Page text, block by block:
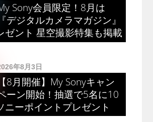
Sony会員限定！8月は
『デジタルカメラマガジン』
ゼント 星空撮影特集も掲載
年8月3日
【8月開催】My Sonyキャン
ーン開始！抽選で5名に10
ニーポイントプレゼント